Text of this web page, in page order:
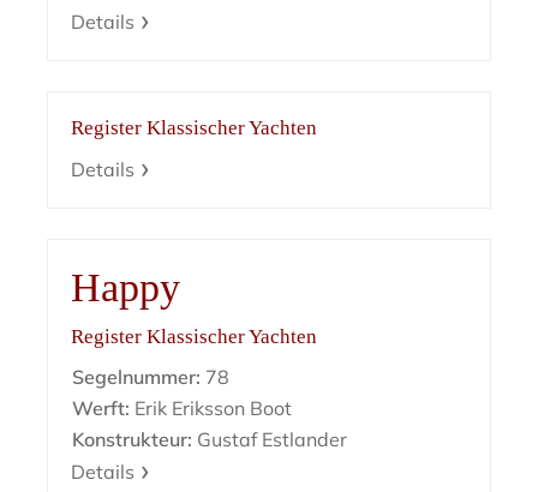
Details
Register Klassischer Yachten
Details
Happy
Register Klassischer Yachten
Segelnummer: 78
Werft: Erik Eriksson Boot
Konstrukteur: Gustaf Estlander
Details